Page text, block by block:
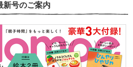
新号のご案内